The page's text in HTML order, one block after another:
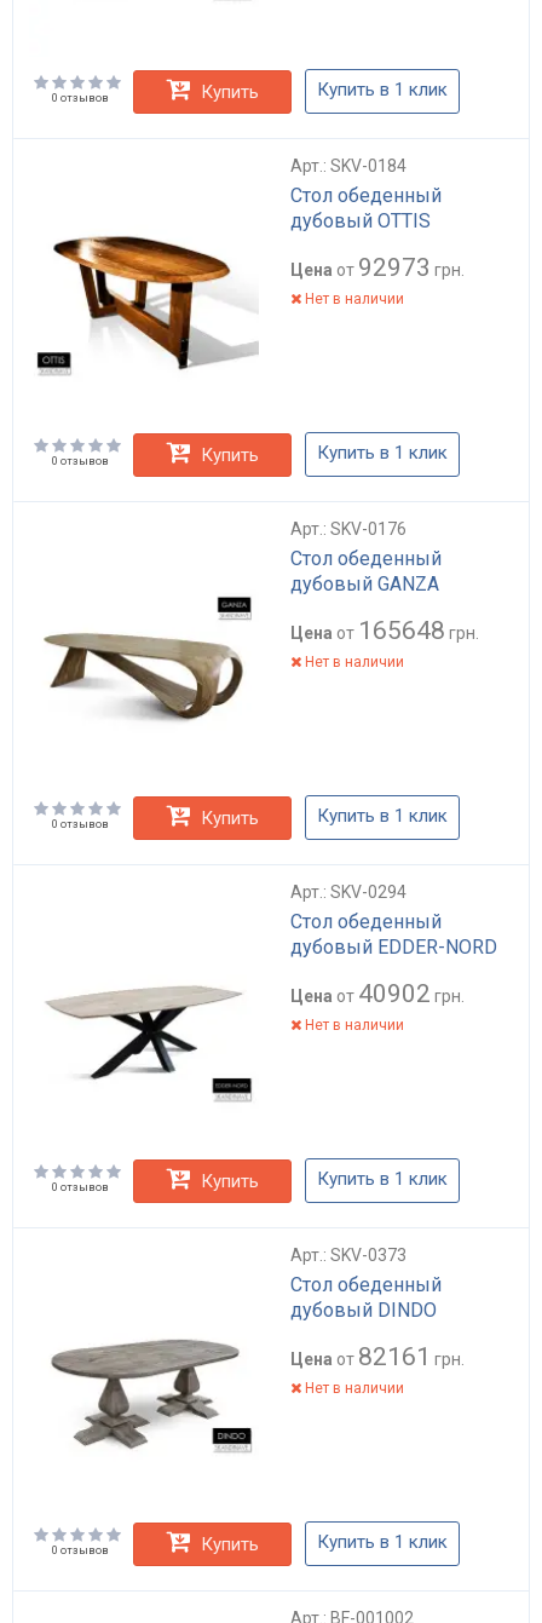
0 отзывов Купить Купить в 1 клик
Арт.: SKV-0184
Стол обеденный
дубовый OTTIS
Цена от 92973 грн.
Нет в наличии
0 отзывов Купить Купить в 1 клик
Арт.: SKV-0176
Стол обеденный
дубовый GANZA
Цена от 165648 грн.
Нет в наличии
0 отзывов Купить Купить в 1 клик
Арт.: SKV-0294
Стол обеденный
дубовый EDDER-NORD
Цена от 40902 грн.
Нет в наличии
0 отзывов Купить Купить в 1 клик
Арт.: SKV-0373
Стол обеденный
дубовый DINDO
Цена от 82161 грн.
Нет в наличии
0 отзывов Купить Купить в 1 клик
Арт.: BF-001002